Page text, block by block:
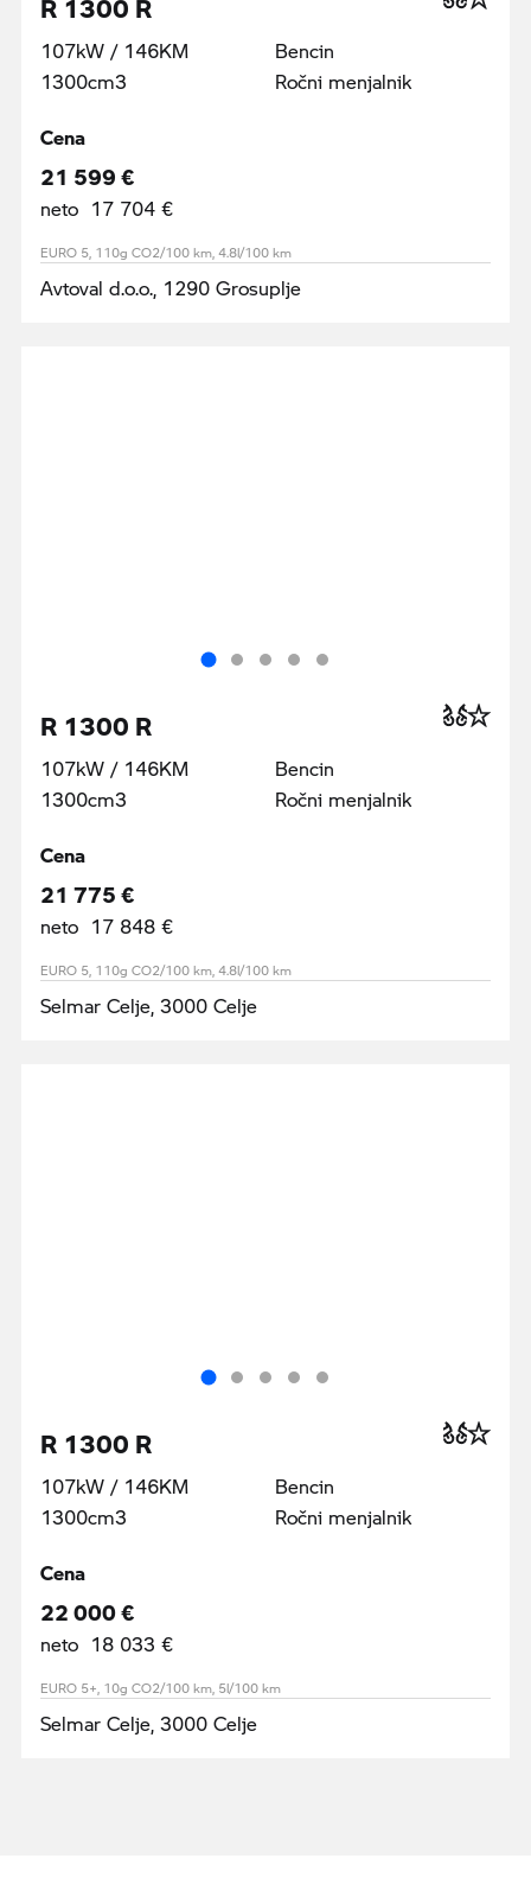
107kW / 146KM
1300cm3
Bencin
Ročni menjalnik
Cena
21 599 €
neto 17 704 €
EURO 5, 110g CO2/100 km, 4.8l/100 km
Avtoval d.o.o., 1290 Grosuplje
R 1300 R
107kW / 146KM
1300cm3
Bencin
Ročni menjalnik
Cena
21 775 €
neto 17 848 €
EURO 5, 110g CO2/100 km, 4.8l/100 km
Selmar Celje, 3000 Celje
R 1300 R
107kW / 146KM
1300cm3
Bencin
Ročni menjalnik
Cena
22 000 €
neto 18 033 €
EURO 5+, 10g CO2/100 km, 5l/100 km
Selmar Celje, 3000 Celje